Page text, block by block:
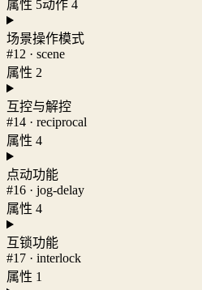
属性 5动作 4
场景操作模式
#12 · scene
属性 2
互控与解控
#14 · reciprocal
属性 4
点动功能
#16 · jog-delay
属性 4
互锁功能
#17 · interlock
属性 1